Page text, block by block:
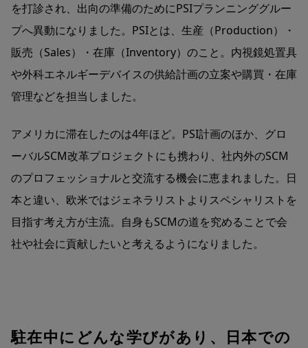
を打診され、出向の準備のためにPSIプランニンググルー
プへ異動になりました。PSIとは、生産（Production）・
販売（Sales）・在庫（Inventory）のこと。内視鏡処置具
や外科エネルギーデバイスの供給計画の立案や購買・在庫
管理などを担当しました。
アメリカに滞在したのは4年ほど。PSI計画のほか、グロ
ーバルSCM改革プロジェクトにも携わり、社内外のSCM
のプロフェッショナルと交流する機会に恵まれました。日
本と違い、欧米ではジェネラリストよりスペシャリストを
目指す考え方が主流。自身もSCMの道を究めることで会
社や社会に貢献したいと考えるようになりました。
駐在中にどんな学びがあり、日本での